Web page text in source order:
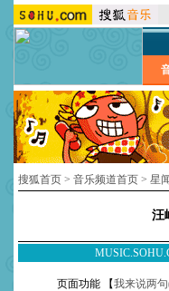
搜狐首页 > 音乐频道首页 > 星
汪
页面功能 【我来说两